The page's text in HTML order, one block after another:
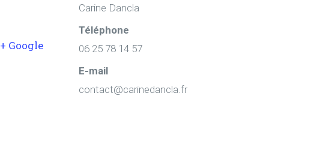
+ Google
Carine Dancla
Téléphone
06 25 78 14 57
E-mail
contact@carinedancla.fr